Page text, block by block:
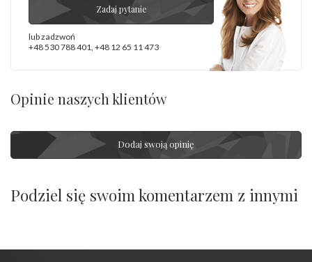
Zadaj pytanie
lub zadzwoń
+48 530 788 401 +48 12 65 11 473
Opinie naszych klientów
Dodaj swoją opinię
Podziel się swoim komentarzem z innymi